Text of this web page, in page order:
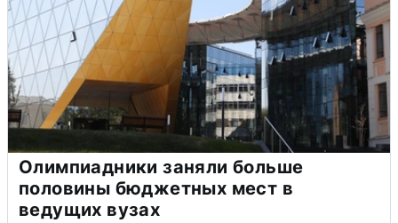
Олимпиадники заняли больше
половины бюджетных мест в
ведущих вузах